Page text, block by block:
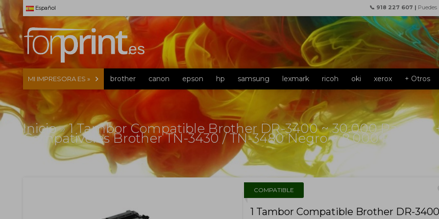
Español 📞 918 227 607 | Puedes
MI IMPRESORA ES » brother canon epson hp samsung lexmark ricoh oki xerox + Otros
Inicio»1 Tambor Compatible Brother DR-3400 ~ 30.000 Paginas
Compativeles Brother TN-3430 / TN-3480 Negro ~ 8.000 Paginas
COMPATIBLE
1 Tambor Compatible Brother DR-3400